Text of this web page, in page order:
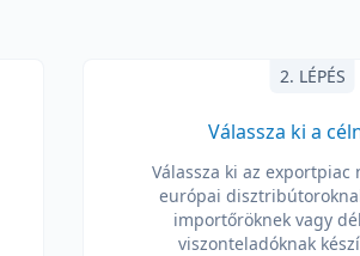
2. LÉPÉS
Válassza ki a
Válassza ki az
európai
importőröknek vagy
viszonteladóknak